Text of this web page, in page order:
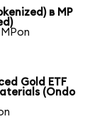
в MP
Gold ETF
(Ondo